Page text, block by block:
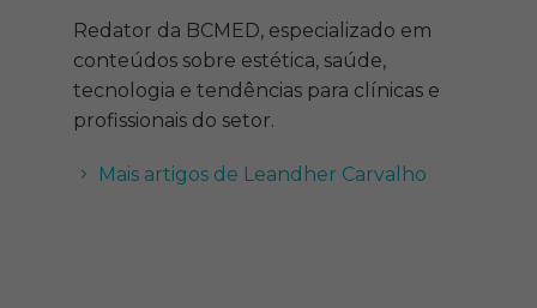
Redator da BCMED, especializado em
conteúdos sobre estética, saúde,
tecnologia e tendências para clínicas e
profissionais do setor.
Mais artigos de Leandher Carvalho